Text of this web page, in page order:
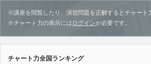
※講座を閲覧したり、演習問題を正解するとチャート
※チャート力の表示には ログインが必要です。
チャート力全国ランキング